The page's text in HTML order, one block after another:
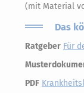
(mit Material
Das
Ratgeber Für
PDF